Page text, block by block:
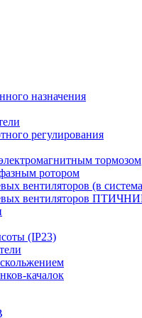
назначения
регулирования
тормозом
ротором
вентиляторов (в
вентиляторов
(IP23)
качалок